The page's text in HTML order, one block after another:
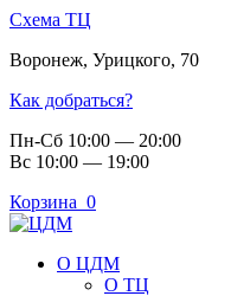
Схема ТЦ
Воронеж, Урицкого, 70
Как добраться?
Пн-Сб 10:00 — 20:00
Вс 10:00 — 19:00
Корзина 0
О ЦДМ
О ТЦ